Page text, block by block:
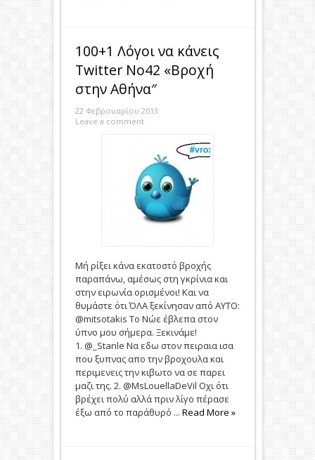
100+1 Λόγοι να κάνεις
Twitter No42 «Bροχή
στην Αθήνα″
22 Φεβρουαρίου 2013
Leave a comment
Μή ρίξει κάνα εκατοστό βροχής
παραπάνω, αμέσως στη γκρίνια και
στην ειρωνία ορισμένοι! Και να
θυμάστε ότι ΌΛΑ ξεκίνησαν από ΑΥΤΟ:
@mitsotakis Το Νώε έβλεπα στον
ύπνο μου σήμερα. Ξεκινάμε!
1. @_Stanle Να εδω στον πειραια ισα
που ξυπνας απο την βροχουλα και
περιμενεις την κιβωτο να σε παρει
μαζι της. 2. @MsLouellaDeVil Οχι ότι
βρέχει πολύ αλλά πριν λίγο πέρασε
έξω από το παράθυρό ... Read More »